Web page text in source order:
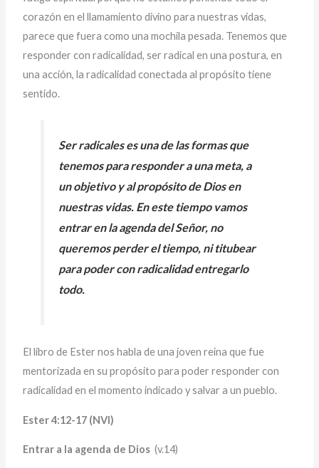
corazón en el llamamiento divino para nuestras vidas,
parece que fuera como una mochila pesada. Tenemos que
responder con radicalidad, ser radical en una postura, en
una acción, la radicalidad conectada al propósito tiene
sentido.
Ser radicales es una de las formas que
tenemos para responder a una meta, a
un objetivo y al propósito de Dios en
nuestras vidas. En este tiempo vamos
entrar en la agenda del Señor, no
queremos perder el tiempo, ni titubear
para poder con radicalidad entregarlo
todo.
El libro de Ester nos habla de una joven reina que fue
mentorizada en su propósito para poder responder con
radicalidad en el momento indicado y salvar a un pueblo.
Ester 4:12-17 (NVI)
Entrar a la agenda de Dios (v.14)